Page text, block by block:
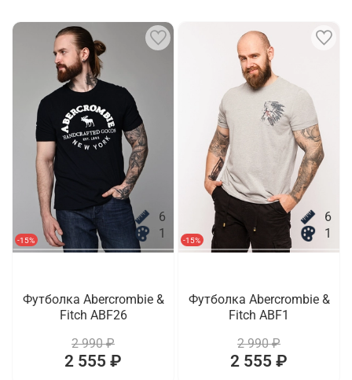
-15%
6
1
Футболка Abercrombie &
Fitch ABF26
2 990 ₽
2 555 ₽
-15%
6
1
Футболка Abercrombie &
Fitch ABF1
2 990 ₽
2 555 ₽